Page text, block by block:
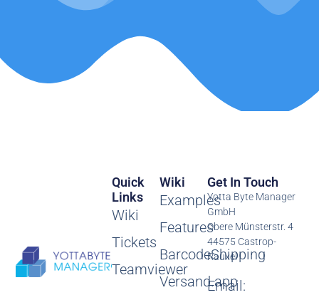
Wiki
Examples
Features
BarcodeShipping
Versand.app
Quick
Links
Wiki
Tickets
Teamviewer
Get In Touch
Yotta Byte Manager
GmbH
Obere Münsterstr. 4
44575 Castrop-
Rauxel
Email: